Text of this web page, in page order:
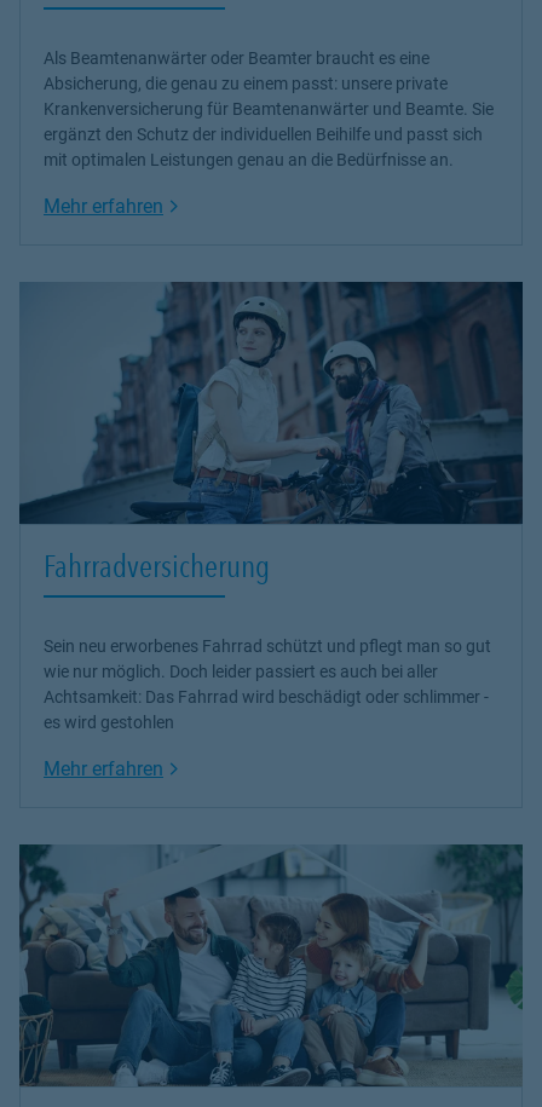
Als Beamtenanwärter oder Beamter braucht es eine
Absicherung, die genau zu einem passt: unsere private
Krankenversicherung für Beamtenanwärter und Beamte. Sie
ergänzt den Schutz der individuellen Beihilfe und passt sich
mit optimalen Leistungen genau an die Bedürfnisse an.
Mehr erfahren Link Opens in New Tab
Fahrradversicherung
Sein neu erworbenes Fahrrad schützt und pflegt man so gut
wie nur möglich. Doch leider passiert es auch bei aller
Achtsamkeit: Das Fahrrad wird beschädigt oder schlimmer -
es wird gestohlen
Mehr erfahren Link Opens in New Tab